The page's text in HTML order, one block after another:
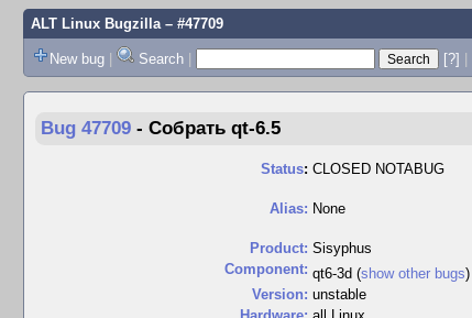
ALT Linux Bugzilla– #47709
New bug | Search | [?] |
Bug 47709 - Собрать qt-6.5
Status: CLOSED NOTABUG
Alias: None
Product: Sisyphus
Component: qt6-3d (show other bugs)
Version: unstable